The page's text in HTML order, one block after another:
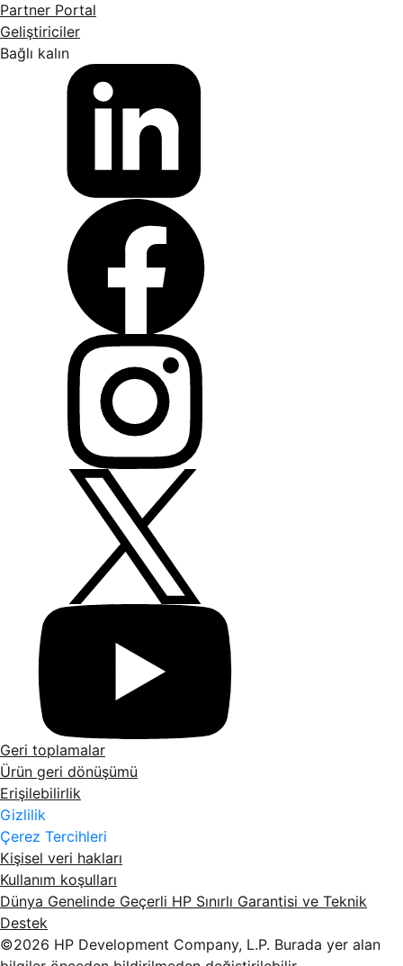
Partner Portal
Geliştiriciler
Bağlı kalın
Geri toplamalar
Ürün geri dönüşümü
Erişilebilirlik
Gizlilik
Çerez Tercihleri
Kişisel veri hakları
Kullanım koşulları
Dünya Genelinde Geçerli HP Sınırlı Garantisi ve Teknik
Destek
©2026 HP Development Company, L.P. Burada yer alan